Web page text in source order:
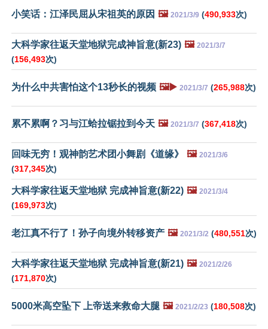
小笑话：江泽民屈从宋祖英的原因 🖼️ 2021/3/9 (490,933次)
大科学家往返天堂地狱完成神旨意(新23) 🖼️ 2021/3/7
(156,493次)
为什么中共害怕这个13秒长的视频 🖼️▶️ 2021/3/7 (265,988次)
累不累啊？习与江蛤拉锯拉到今天 🖼️ 2021/3/7 (367,418次)
回味无穷！观神韵艺术团小舞剧《道缘》 🖼️ 2021/3/6
(317,345次)
大科学家往返天堂地狱 完成神旨意(新22) 🖼️ 2021/3/4
(169,973次)
老江真不行了！孙子向境外转移资产 🖼️ 2021/3/2 (480,551次)
大科学家往返天堂地狱 完成神旨意(新21) 🖼️ 2021/2/26
(171,870次)
5000米高空坠下 上帝送来救命大腿 🖼️ 2021/2/23 (180,508次)